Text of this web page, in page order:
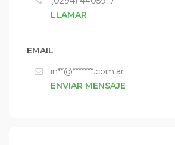
LLAMAR
EMAIL
in**@*******.com.ar
ENVIAR MENSAJE